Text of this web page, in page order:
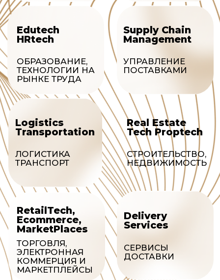
Стартапы с потенциалом быстрого
масштабирования до лидирующих
позиций в своем сегменте и
дальнейшего выхода в другие
СТАДИИ
Посевные и ранние инвестиции для
формирования востребованного
портфеля из компаний с помощью
развитых компетенций
управляющей команды фонда.